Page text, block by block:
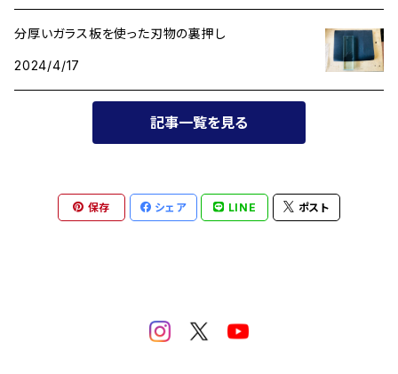
〜70,000円
分厚いガラス板を使った刃物の裏押し
2024/4/17
記事一覧を見る
保存 シェア LINE ポスト